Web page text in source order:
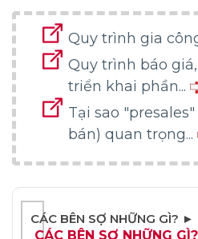
Quy trình gia
Quy trình báo
triển khai phần...
Tại sao
bán) quan trọng...
CÁC BÊN SỢ NHỮNG GÌ?